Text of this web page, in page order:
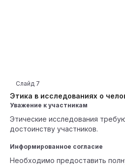
Этика в исследованиях о
Слайд 7
Уважение к участникам
Этические исследования
достоинству участников.
Информированное согласие
Необходимо предоставить